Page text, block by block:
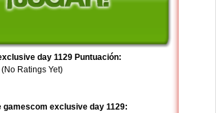
day 1129 Puntuación:
(No Ratings Yet)
gamescom exclusive day 1129: